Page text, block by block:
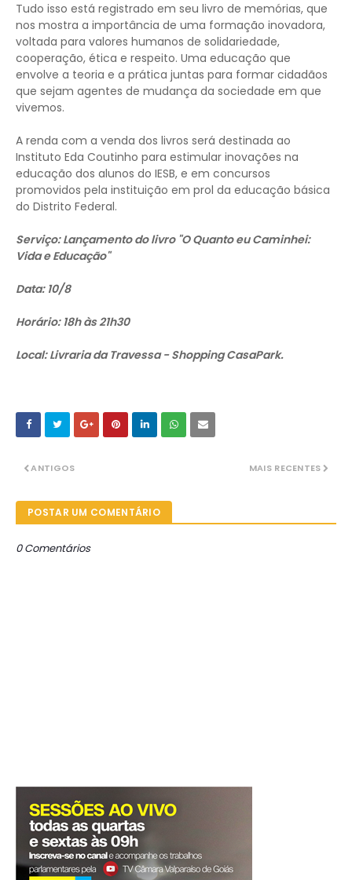
Tudo isso está registrado em seu livro de memórias, que
nos mostra a importância de uma formação inovadora,
voltada para valores humanos de solidariedade,
cooperação, ética e respeito. Uma educação que
envolve a teoria e a prática juntas para formar cidadãos
que sejam agentes de mudança da sociedade em que
vivemos.
A renda com a venda dos livros será destinada ao
Instituto Eda Coutinho para estimular inovações na
educação dos alunos do IESB, e em concursos
promovidos pela instituição em prol da educação básica
do Distrito Federal.
Serviço: Lançamento do livro "O Quanto eu Caminhei:
Vida e Educação"
Data: 10/8
Horário: 18h às 21h30
Local: Livraria da Travessa - Shopping CasaPark.
MAIS RECENTES
ANTIGOS
POSTAR UM COMENTÁRIO
0 Comentários